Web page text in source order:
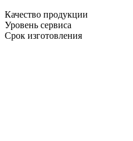
Качество продукции
Уровень сервиса
Срок изготовления